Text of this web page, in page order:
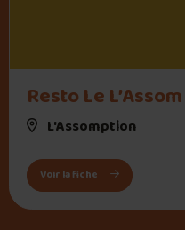
Resto Le L’Assom
L'Assomption
Voir la fiche : Resto Le L’Assom